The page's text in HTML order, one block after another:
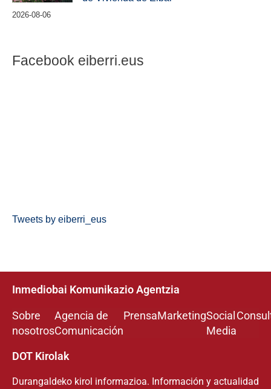
2026-08-06
Facebook eiberri.eus
Tweets by eiberri_eus
Inmediobai Komunikazio Agentzia
Sobre
nosotros
Agencia de
Comunicación
PrensaMarketingSocial
Media
DOT Kirolak
Durangaldeko kirol informazioa. Información y actualidad